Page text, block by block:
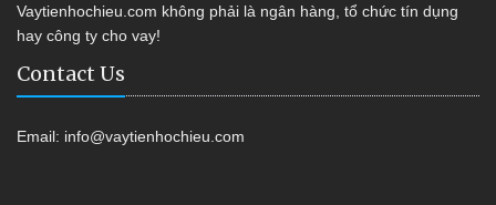
Vaytienhochieu.com không phải là ngân hàng, tổ chức tín dụng
hay công ty cho vay!
Contact Us
Email: info@vaytienhochieu.com